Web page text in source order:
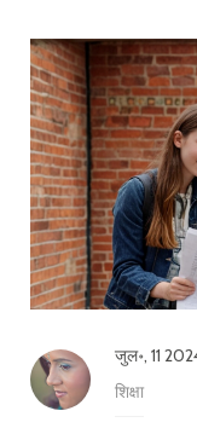
जुल॰, 11
शिक्षा